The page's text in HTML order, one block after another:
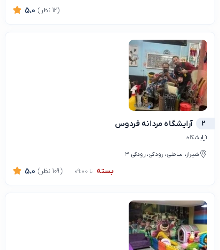
5.0 (12 نظر)
2 آرایشگاه مردانه فردوس
آرایشگاه
شیراز، ساحلی، رودکی، رودکی 3
بسته تا 09:00 5.0 (109 نظر)